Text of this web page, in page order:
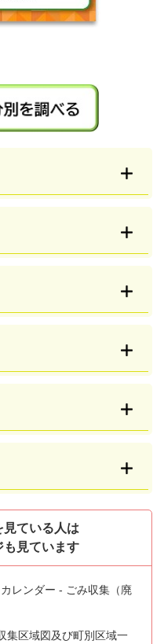
見ている人は
も見ています
レンダー - ごみ収集（廃
集区域図及び町別区域一